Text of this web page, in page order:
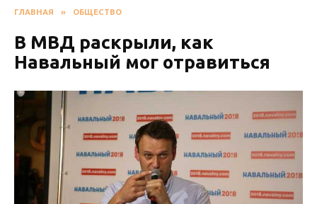
ГЛАВНАЯ » ОБЩЕСТВО
В МВД раскрыли, как
Навальный мог отравиться